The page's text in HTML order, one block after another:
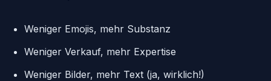
Weniger Emojis, mehr Substanz
Weniger Verkauf, mehr Expertise
Weniger Bilder, mehr Text (ja, wirklich!)